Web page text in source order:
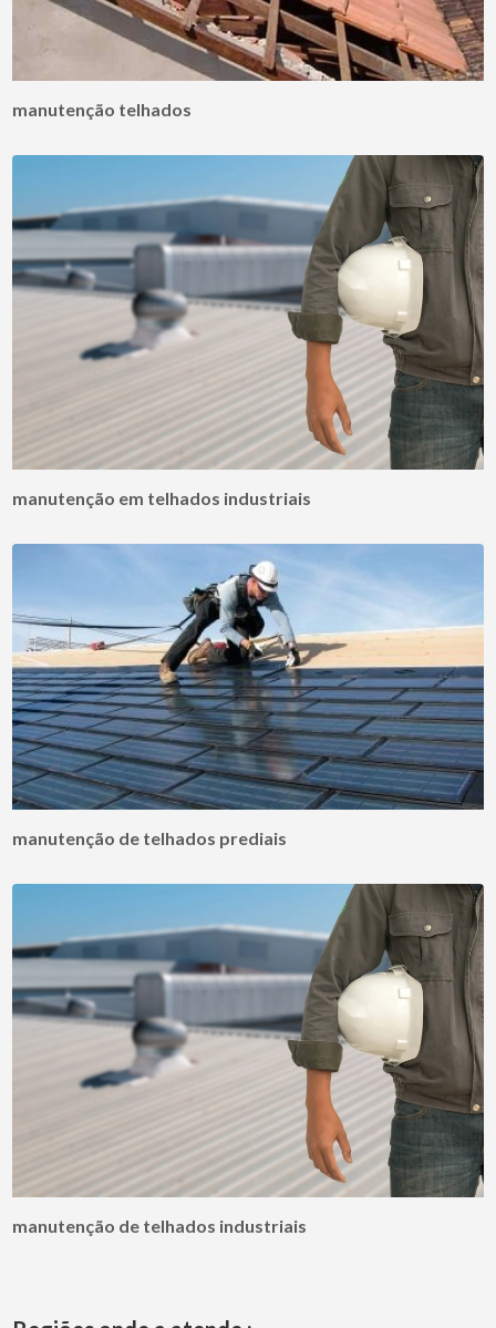
manutenção telhados
manutenção em telhados industriais
manutenção de telhados prediais
manutenção de telhados industriais